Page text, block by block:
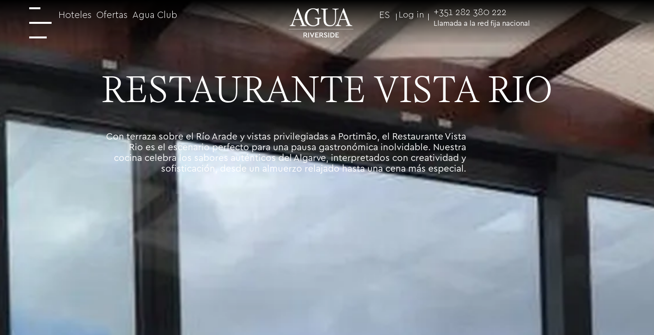
Hoteles Ofertas Agua Club ES Log in +351 282 380 222
Llamada a la red fija nacional
RESTAURANTE VISTA RIO
Con terraza sobre el Río Arade y vistas privilegiadas a Portimão, el Restaurante Vista
Rio es el escenario perfecto para una pausa gastronómica inolvidable. Nuestra
cocina celebra los sabores auténticos del Algarve, interpretados con creatividad y
sofisticación, desde un almuerzo relajado hasta una cena más especial.